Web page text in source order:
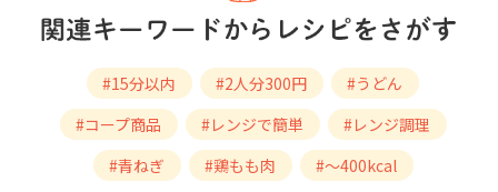
#15分以内 #2人分300円
#うどん
#コープ商品
#レンジで簡単
#レンジ調理
#青ねぎ
#鶏もも肉 #～400kcal